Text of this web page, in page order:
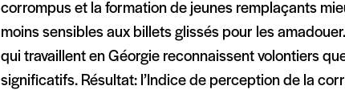
corrompus et la formation de jeunes remplaçants
moins sensibles aux billets glissés pour les
qui travaillent en Géorgie reconnaissent volontiers
significatifs. Résultat: l’Indice de perception de la